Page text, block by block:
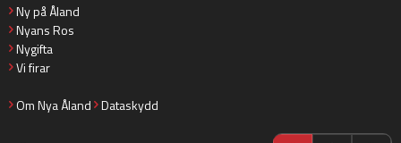
Ny på Åland
Nyans Ros
Nygifta
Vi firar
Om Nya Åland Dataskydd